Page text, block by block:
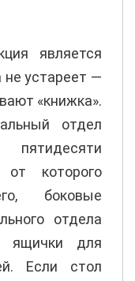
является
не устареет —
«книжка».
отдел
которого
боковые
отдела
ящички для
Если стол